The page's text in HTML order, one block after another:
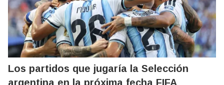
Los partidos que jugaría la Selección
argentina en la próxima fecha FIFA